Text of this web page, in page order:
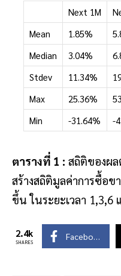
Next 1M
Mean
1.85%
Median
3.04%
Stdev
11.34%
Max
25.36%
Min
-31.64% -
ตารางที่ 1 : สถิติของผ
สร้างสถิติมูลค่าการซื้อ
ขึ้น ในระยะเวลา 1,3,6
2.4k
SHARES
Facebook